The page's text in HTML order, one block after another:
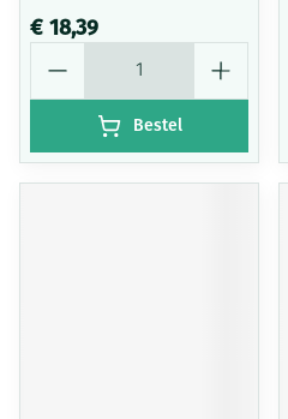
€ 18,39
Bestel